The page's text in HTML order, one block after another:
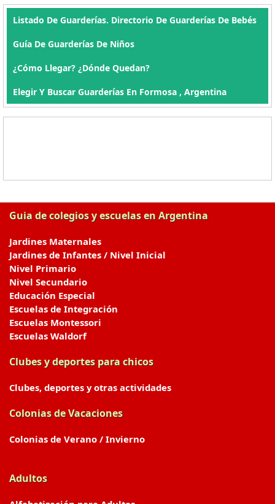
Listado De Guarderías. Directorio De Guarderías De Bebés
Guía De Guarderías De Niños
¿Cómo Llegar? ¿Dónde Quedan?
Elegir Y Buscar Guarderías En Formosa , Argentina
Guia de colegios y escuelas en Argentina
Jardines Maternales
Jardines de Infantes / Nivel Inicial
Nivel Primario
Nivel Secundario
Educación Especial
Escuelas de Integración
Escuelas Montessori
Escuelas Waldorf
Clubes y deportes para chicos
Clubes, deportes y otras actividades
Colonias de Vacaciones
Colonias de Verano / Invierno
Adultos